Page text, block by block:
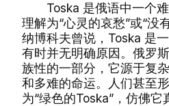
Toska 是俄语中一个难
理解为“心灵的哀愁”或“没
纳博科夫曾说，Toska 是
有时并无明确原因。俄罗
族性的一部分，它源于复
和多难的命运。人们甚至
为“绿色的Toska”，仿佛它